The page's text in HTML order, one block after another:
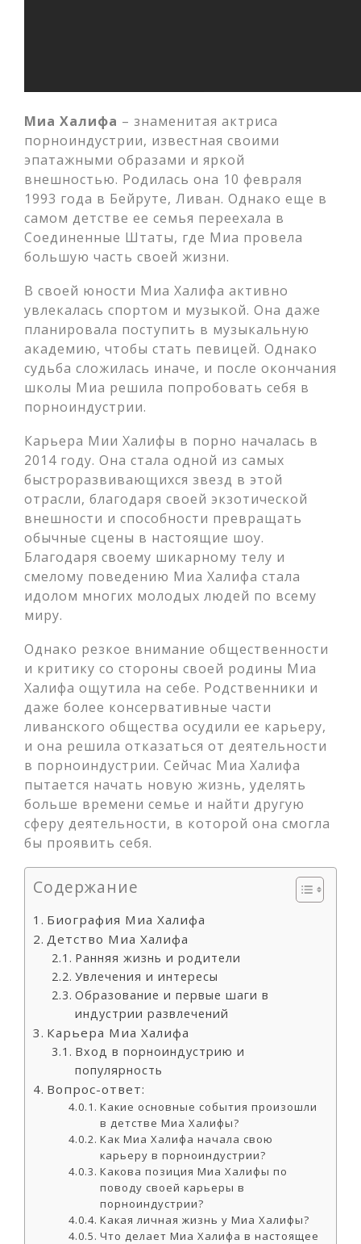
Миа Халифа – знаменитая актриса
порноиндустрии, известная своими
эпатажными образами и яркой
внешностью. Родилась она 10 февраля
1993 года в Бейруте, Ливан. Однако еще в
самом детстве ее семья переехала в
Соединенные Штаты, где Миа провела
большую часть своей жизни.
В своей юности Миа Халифа активно
увлекалась спортом и музыкой. Она даже
планировала поступить в музыкальную
академию, чтобы стать певицей. Однако
судьба сложилась иначе, и после окончания
школы Миа решила попробовать себя в
порноиндустрии.
Карьера Мии Халифы в порно началась в
2014 году. Она стала одной из самых
быстроразвивающихся звезд в этой
отрасли, благодаря своей экзотической
внешности и способности превращать
обычные сцены в настоящие шоу.
Благодаря своему шикарному телу и
смелому поведению Миа Халифа стала
идолом многих молодых людей по всему
миру.
Однако резкое внимание общественности
и критику со стороны своей родины Миа
Халифа ощутила на себе. Родственники и
даже более консервативные части
ливанского общества осудили ее карьеру,
и она решила отказаться от деятельности
в порноиндустрии. Сейчас Миа Халифа
пытается начать новую жизнь, уделять
больше времени семье и найти другую
сферу деятельности, в которой она смогла
бы проявить себя.
Содержание
Биография Миа Халифа
Детство Миа Халифа
Ранняя жизнь и родители
Увлечения и интересы
Образование и первые шаги в
индустрии развлечений
Карьера Миа Халифа
Вход в порноиндустрию и
популярность
Вопрос-ответ:
Какие основные события произошли
в детстве Миа Халифы?
Как Миа Халифа начала свою
карьеру в порноиндустрии?
Какова позиция Миа Халифы по
поводу своей карьеры в
порноиндустрии?
Какая личная жизнь у Миа Халифы?
Что делает Миа Халифа в настоящее